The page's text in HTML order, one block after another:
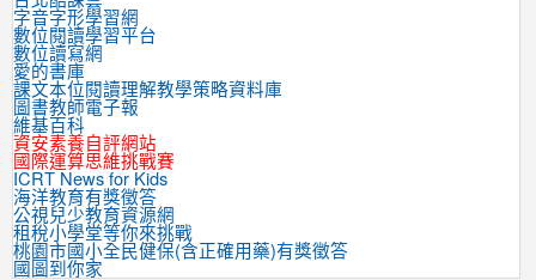
字音字形學習網
數位閱讀學習平台
數位讀寫網
愛的書庫
課文本位閱讀理解教學策略資料庫
圖書教師電子報
維基百科
資安素養自評網站
國際運算思維挑戰賽
ICRT News for Kids
海洋教育有獎徵答
公視兒少教育資源網
租稅小學堂等你來挑戰
桃園市國小全民健保(含正確用藥)有獎徵答
國圖到你家